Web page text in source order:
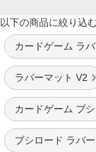
以下の商品に絞り込
カードゲーム ラ
ラバーマット V2
カードゲーム ブ
ブシロード ラバ